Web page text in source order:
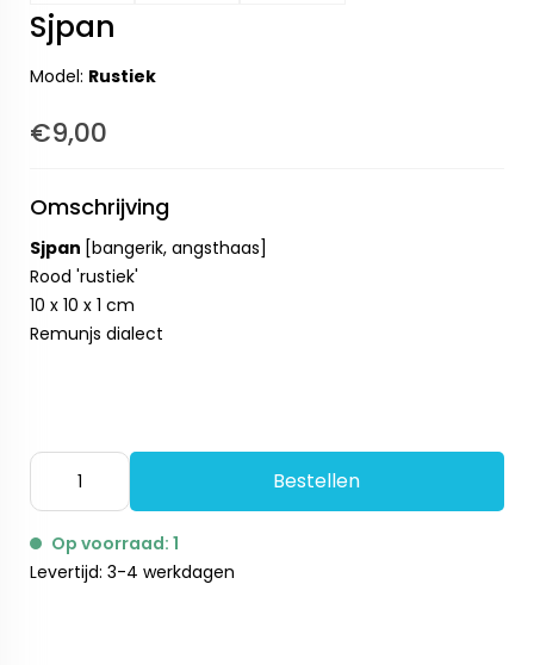
Sjpan
Model: Rustiek
€9,00
Omschrijving
Sjpan [bangerik, angsthaas]
Rood 'rustiek'
10 x 10 x 1 cm
Remunjs dialect
Bestellen
Op voorraad: 1
Levertijd: 3-4 werkdagen